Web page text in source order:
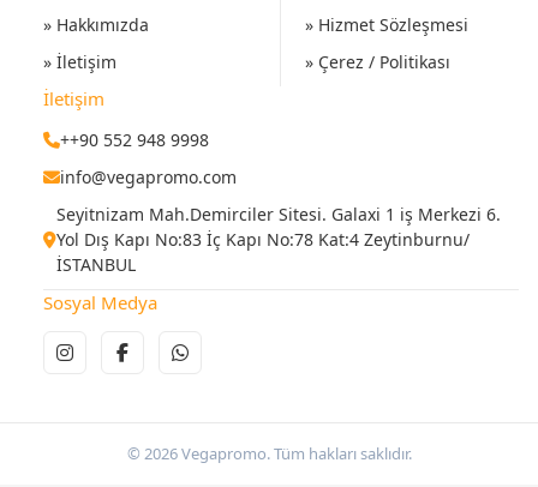
» Hakkımızda
» İletişim
» Hizmet Sözleşmesi
» Çerez / Politikası
İletişim
++90 552 948 9998
info@vegapromo.com
Seyitnizam Mah.Demirciler Sitesi. Galaxi 1 iş Merkezi 6.
Yol Dış Kapı No:83 İç Kapı No:78 Kat:4 Zeytinburnu/
İSTANBUL
Sosyal Medya
© 2026 Vegapromo. Tüm hakları saklıdır.